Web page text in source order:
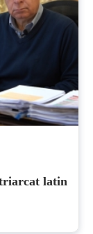
latin